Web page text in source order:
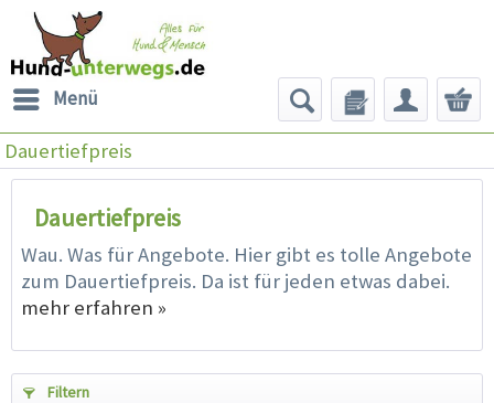
Menü
Dauertiefpreis
Dauertiefpreis
Wau. Was für Angebote. Hier gibt es tolle Angebote
zum Dauertiefpreis. Da ist für jeden etwas dabei.
mehr erfahren »
Filtern